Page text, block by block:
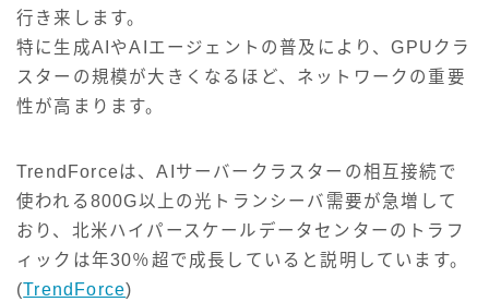
行き来します。
特に生成AIやAIエージェントの普及により、GPUクラ
スターの規模が大きくなるほど、ネットワークの重要
性が高まります。
TrendForceは、AIサーバークラスターの相互接続で
使われる800G以上の光トランシーバ需要が急増して
おり、北米ハイパースケールデータセンターのトラフ
ィックは年30％超で成長していると説明しています。
(TrendForce)